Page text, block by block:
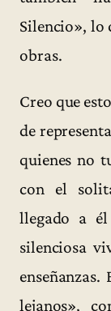
Silencio», lo
obras.
Creo que
de
quienes no
con el
llegado a
silenciosa
lejanos»,